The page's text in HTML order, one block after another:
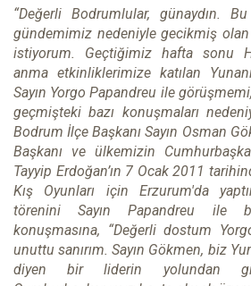
“Değerli Bodrumlular, günaydın.
gündemimiz nedeniyle gecikmiş
istiyorum. Geçtiğimiz hafta sonu
anma etkinliklerimize katılan
Sayın Yorgo Papandreu ile
geçmişteki bazı konuşmaları
Bodrum İlçe Başkanı Sayın Osman
Başkanı ve ülkemizin
Tayyip Erdoğan’ın 7 Ocak 2011
Kış Oyunları için Erzurum'da
törenini Sayın Papandreu ile
konuşmasına, “Değerli dostum
unuttu sanırım. Sayın Gökmen, biz
diyen bir liderin yolundan